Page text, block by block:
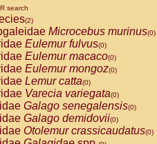
search
(2)
Microcebus murinus(0)
Eulemur fulvus(0)
Eulemur macaco(0)
Eulemur mongoz(0)
Lemur catta(0)
Varecia variegata(0)
Galago senegalensis(0)
Galago demidovii(0)
Otolemur crassicaudatus(0)